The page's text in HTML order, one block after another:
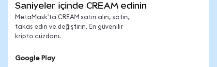
Saniyeler içinde CREAM edinin
MetaMask'ta CREAM satın alın, satın,
takas edin ve değiştirin. En güvenilir
kripto cüzdanı.
Google Play